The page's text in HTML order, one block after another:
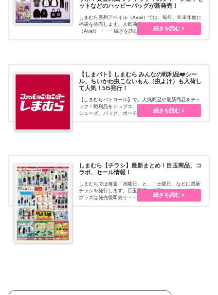
ットなどのハッピーバッグが新発売！
しまむら系列アベイル（Avail）では、毎年、年末年始に
福袋を発売します。人気商品は売り切れ必至！アベイル
（Avail）・・・続きを読む
【しまパト】しまむら みんなの戦利品❤️シー
ル、ちいかわ虫こないもん（虫よけ）も入荷し
て人気！5/5発行！
【しまむらパトロール】で、人気商品や最新商品をチェ
ック！戦利品をトップス、スカート・パンツ、ワンピ、
シューズ、バッグ、ポーチ、アクセサリー、小物、イン
しまむら【チラシ】最新まとめ！目玉商品、コ
ラボ、セール情報！
しまむらでは毎週「水曜日」と、「土曜日」などに最新
チラシを発行します。目玉商品も充実していて、人気の
グッズは発売後即売り・・・続きを読む